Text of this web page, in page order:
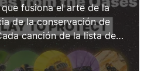
fusiona el arte de la
de la conservación de
canción de la lista de
retrato sonoro de un tipo
que ayuda a